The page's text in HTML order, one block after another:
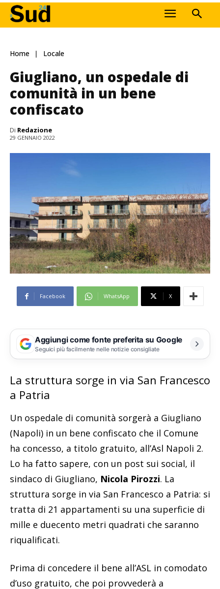
Home Locale
Giugliano, un ospedale di
comunità in un bene
confiscato
Di Redazione
29 GENNAIO 2022
Facebook WhatsApp X
Aggiungi come fonte preferita su Google
Seguici più facilmente nelle notizie consigliate
La struttura sorge in via San Francesco
a Patria
Un ospedale di comunità sorgerà a Giugliano
(Napoli) in un bene confiscato che il Comune
ha concesso, a titolo gratuito, all’Asl Napoli 2.
Lo ha fatto sapere, con un post sui social, il
sindaco di Giugliano, Nicola Pirozzi. La
struttura sorge in via San Francesco a Patria: si
tratta di 21 appartamenti su una superficie di
mille e duecento metri quadrati che saranno
riqualificati.
Prima di concedere il bene all’ASL in comodato
d’uso gratuito, che poi provvederà a